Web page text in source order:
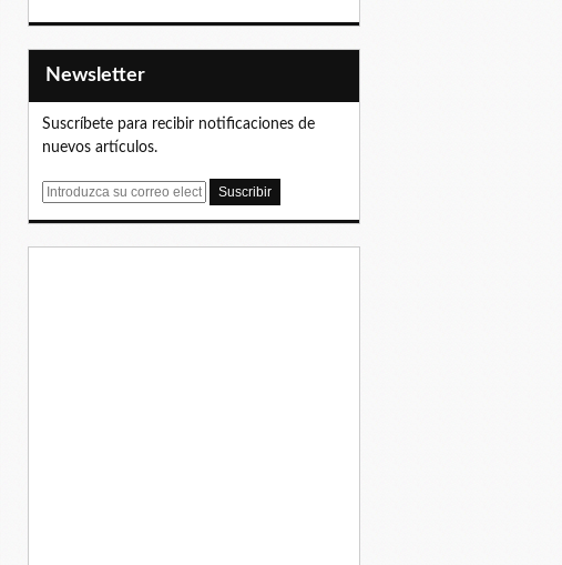
Newsletter
Suscríbete para recibir notificaciones de
nuevos artículos.
E